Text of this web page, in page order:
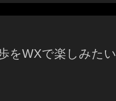
をWXで楽しみたい